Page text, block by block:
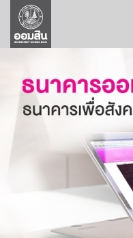
ลูกค้าธุรกิจ
ลูกค้าผู้ประกอบรายย่
ออมเพื่อสุข
เกี่ยวกับธนาคาร
การพัฒนาที่ยั่งยืน
บริการทางการเงิน
ติดต่อเรา